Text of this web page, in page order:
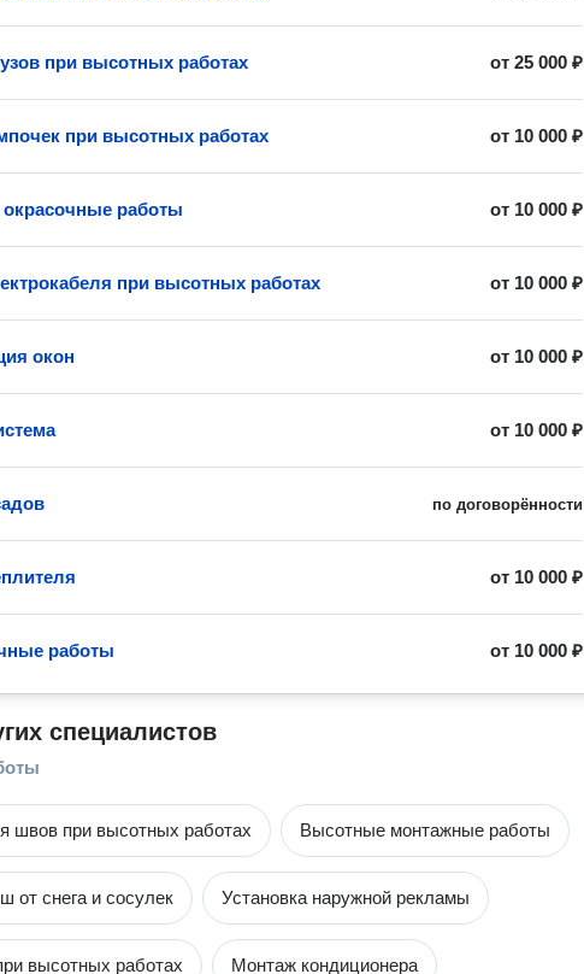
от25 000 ₽
при высотных работах
от 10 000 ₽
при высотных работах
от 10 000 ₽
работы
от 10 000 ₽
при высотных работах
от 10 000 ₽
окон
от 10 000 ₽
по договорённости
от 10 000 ₽
от 10 000 ₽
работы
специалистов
швов при высотных работах Высотные монтажные работы
от снега и сосулек Установка наружной рекламы
высотных работах Монтаж кондиционера